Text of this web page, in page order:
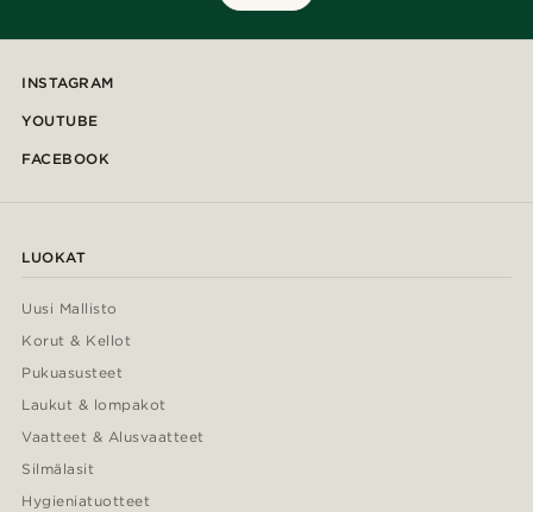
INSTAGRAM
YOUTUBE
FACEBOOK
LUOKAT
Uusi Mallisto
Korut & Kellot
Pukuasusteet
Laukut & lompakot
Vaatteet & Alusvaatteet
Silmälasit
Hygieniatuotteet